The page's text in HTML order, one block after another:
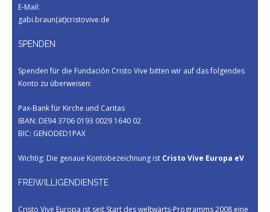
E-Mail:
gabi.braun(at)cristovive.de
SPENDEN
Spenden für die Fundación Cristo Vive bitten wir auf das folgendes
Konto zu überweisen:
Pax-Bank für Kirche und Caritas
IBAN: DE94 3706 0193 0029 1640 02
BIC: GENODED1PAX
Wichtig: Die genaue Kontobezeichnung ist Cristo Vive Europa eV
FREIWILLIGENDIENSTE
Cristo Vive Europa ist seit Start des weltwärts-Programms 2008 eine